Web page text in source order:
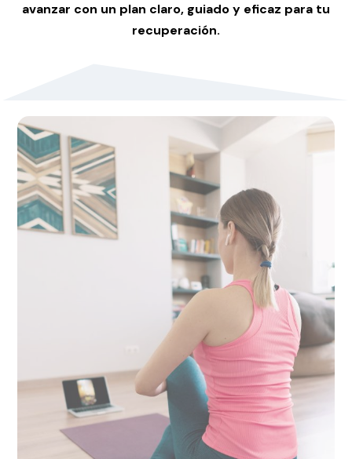
avanzar con un plan claro, guiado y eficaz para tu
recuperación.